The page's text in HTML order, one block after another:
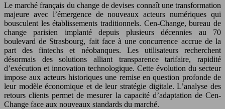
Le marché français du change de devises connaît une transformation
majeure avec l’émergence de nouveaux acteurs numériques qui
bousculent les établissements traditionnels. Cen-Change, bureau de
change parisien implanté depuis plusieurs décennies au 70
boulevard de Strasbourg, fait face à une concurrence accrue de la
part des fintechs et néobanques. Les utilisateurs recherchent
désormais des solutions alliant transparence tarifaire, rapidité
d’exécution et innovation technologique. Cette évolution du secteur
impose aux acteurs historiques une remise en question profonde de
leur modèle économique et de leur stratégie digitale. L’analyse des
retours clients permet de mesurer la capacité d’adaptation de Cen-
Change face aux nouveaux standards du marché.